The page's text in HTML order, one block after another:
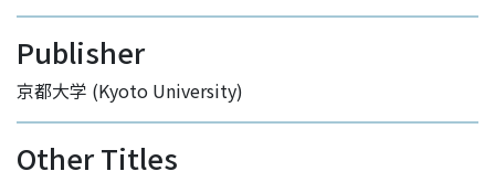
Publisher
京都大学 (Kyoto University)
Other Titles